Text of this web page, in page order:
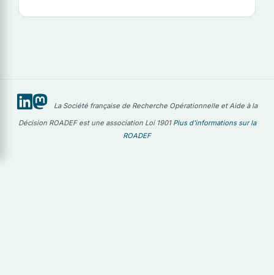
La Société française de Recherche Opérationnelle et Aide à la
Décision ROADEF est une association Loi 1901 Plus d'informations sur la
ROADEF